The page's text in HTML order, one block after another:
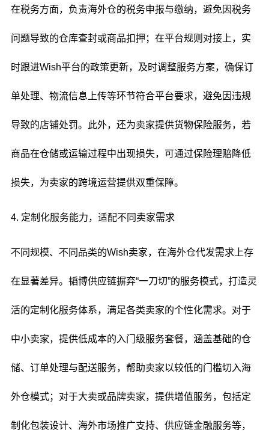
在税务方面，负责海外仓的税务申报与缴纳，避免因税务
问题导致的仓库查封或商品扣押；在平台规则对接上，实
时跟进Wish平台的政策更新，及时调整服务方案，确保订
单处理、物流信息上传等环节符合平台要求，避免因违规
导致的店铺处罚。此外，还为卖家提供货物保险服务，若
商品在仓储或运输过程中出现损失，可通过保险理赔降低
损失，为卖家的跨境运营提供双重保障。
4. 定制化服务能力，适配不同卖家需求
不同规模、不同品类的Wish卖家，在海外仓代发需求上存
在显著差异。韬博供应链摒弃“一刀切”的服务模式，打造灵
活的定制化服务体系，满足各类卖家的个性化需求。对于
中小卖家，提供低成本的入门级服务套餐，涵盖基础的仓
储、订单处理与配送服务，帮助卖家以较低的门槛切入海
外仓模式；对于大卖或品牌卖家，提供增值服务，包括定
制化包装设计、海外市场推广支持、供应链金融服务等，